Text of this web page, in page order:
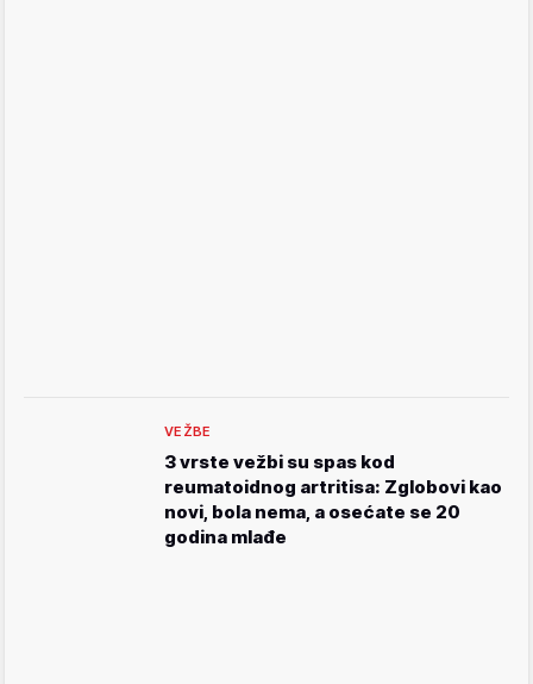
VEŽBE
3 vrste vežbi su spas kod
reumatoidnog artritisa: Zglobovi kao
novi, bola nema, a osećate se 20
godina mlađe